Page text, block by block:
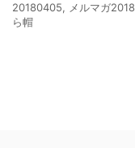
20180405, メルマガ
ら帽